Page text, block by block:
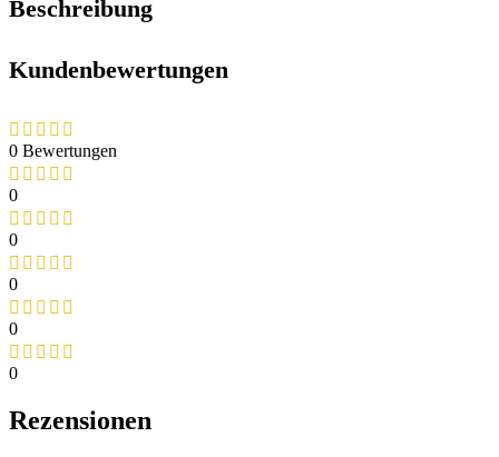
Beschreibung
Kundenbewertungen
0 Bewertungen
0
0
0
0
0
Rezensionen